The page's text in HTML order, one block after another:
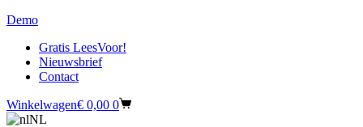
Demo
Gratis LeesVoor!
Nieuwsbrief
Contact
Winkelwagen€ 0,00 0
NL